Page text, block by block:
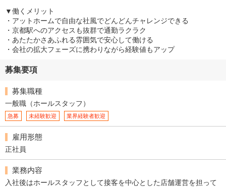
▼働くメリット
・アットホームで自由な社風でどんどんチャレンジできる
・京都駅へのアクセスも抜群で通勤ラクラク
・あたたかさあふれる雰囲気で安心して働ける
・会社の拡大フェーズに携わりながら経験値もアップ
募集要項
募集職種
一般職（ホールスタッフ）
急募 未経験歓迎 業界経験者歓迎
雇用形態
正社員
業務内容
入社後はホールスタッフとして接客を中心とした店舗運営を担って